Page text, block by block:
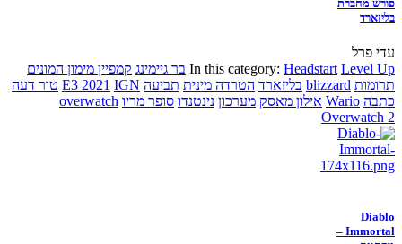
פורש מחברת
בליזארד
עדי פרל
In this category: Headstart Level Up בר גיימינג קמפיין מימון המונים
תרומות blizzard בליזארד הטרדה מינית תביעה E3 2021 IGN
טור דעה
כתבה Wario אילון מאסק מערכון נינטנדו סופר מריו overwatch
Overwatch 2
Diablo
Immortal –